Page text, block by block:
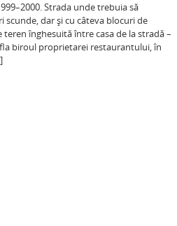
Strada unde trebuia să
dar și cu câteva blocuri de
înghesuită între casa de la stradă –
biroul proprietarei restaurantului, în